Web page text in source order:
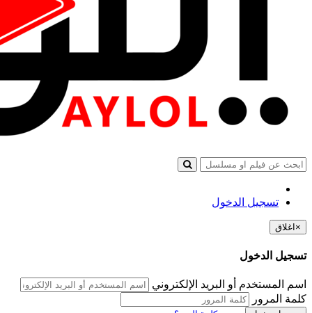
تسجيل الدخول
× اغلاق
تسجيل الدخول
اسم المستخدم أو البريد الإلكتروني
كلمة المرور